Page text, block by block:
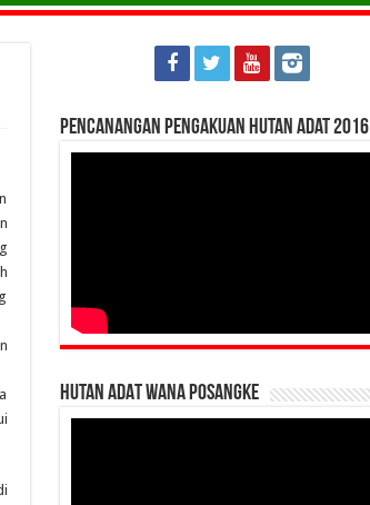
Pencanangan Pengakuan Hutan Adat 2016
HUTAN ADAT WANA POSANGKE